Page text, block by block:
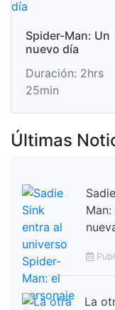
Spider-Man: Un
nuevo día
Duración: 2hrs
25min
Últimas
La